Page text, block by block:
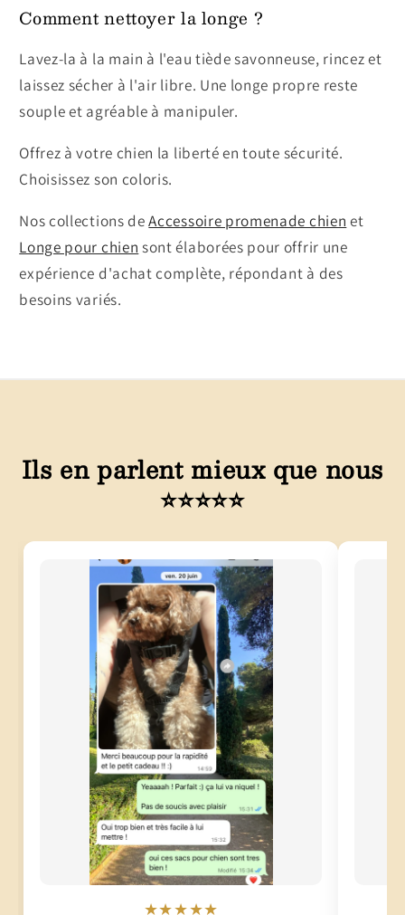
Comment nettoyer la longe ?
Lavez-la à la main à l'eau tiède savonneuse, rincez et
laissez sécher à l'air libre. Une longe propre reste
souple et agréable à manipuler.
Offrez à votre chien la liberté en toute sécurité.
Choisissez son coloris.
Nos collections deAccessoire promenade chien et
Longe pour chien sont élaborées pour offrir une
expérience d'achat complète, répondant à des
besoins variés.
Ils en parlent mieux que nous
⭐⭐⭐⭐⭐
★★★★★